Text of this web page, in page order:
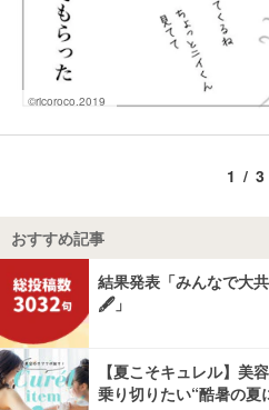
©ricoroco.2019
1/3
おすすめ記事
結果発表「みんなで大
🖋️」
【夏こそキュレル】美
乗り切りたい“酷暑の